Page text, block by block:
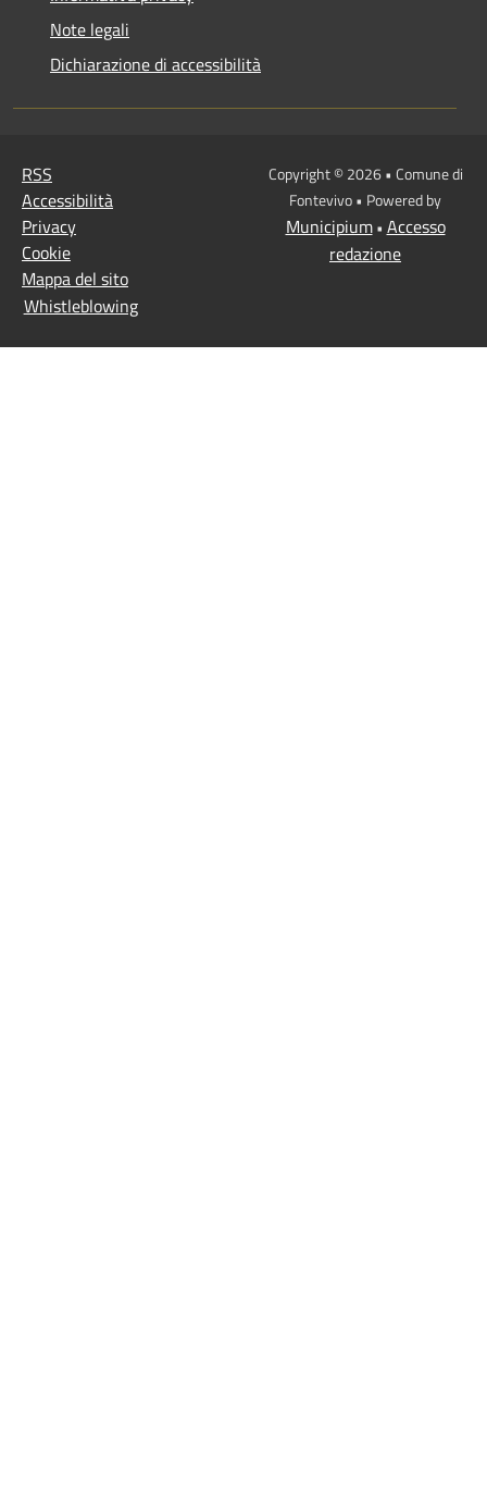
Note legali
Dichiarazione di accessibilità
RSS
Accessibilità
Privacy
Cookie
Mappa del sito
Whistleblowing
Copyright © 2026 • Comune di
Fontevivo • Powered by
Municipium• Accesso
redazione